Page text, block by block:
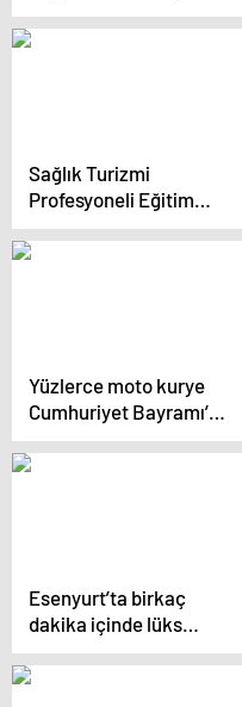
Merkezi Açıldı
Sağlık Turizmi
Profesyoneli Eğitim
Programı tamamlandı
Yüzlerce moto kurye
Cumhuriyet Bayramı’nı
coşku ile kutladı
Esenyurt’ta birkaç
dakika içinde lüks
araçtan gösterge
panelini çaldı